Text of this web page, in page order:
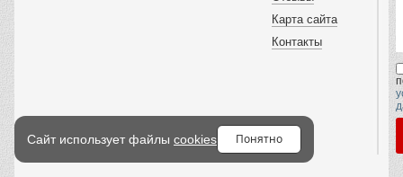
Карта сайта
Контакты
Сайт использует файлы cookies Понятно